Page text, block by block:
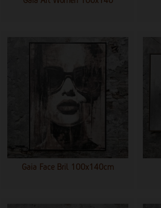
Gaia Face Bril 100x140cm